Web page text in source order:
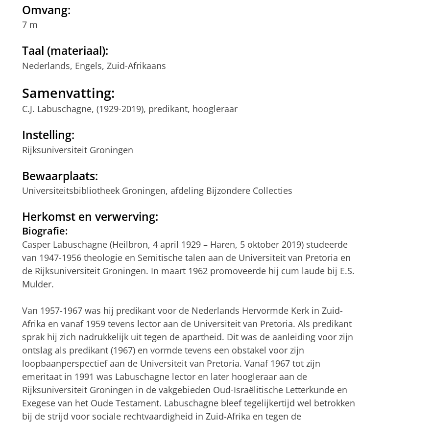
Omvang:
7 m
Taal (materiaal):
Nederlands, Engels, Zuid-Afrikaans
Samenvatting:
C.J. Labuschagne, (1929-2019), predikant, hoogleraar
Instelling:
Rijksuniversiteit Groningen
Bewaarplaats:
Universiteitsbibliotheek Groningen, afdeling Bijzondere Collecties
Herkomst en verwerving:
Biografie:
Casper Labuschagne (Heilbron, 4 april 1929 – Haren, 5 oktober 2019) studeerde
van 1947-1956 theologie en Semitische talen aan de Universiteit van Pretoria en
de Rijksuniversiteit Groningen. In maart 1962 promoveerde hij cum laude bij E.S.
Mulder.
Van 1957-1967 was hij predikant voor de Nederlands Hervormde Kerk in Zuid-
Afrika en vanaf 1959 tevens lector aan de Universiteit van Pretoria. Als predikant
sprak hij zich nadrukkelijk uit tegen de apartheid. Dit was de aanleiding voor zijn
ontslag als predikant (1967) en vormde tevens een obstakel voor zijn
loopbaanperspectief aan de Universiteit van Pretoria. Vanaf 1967 tot zijn
emeritaat in 1991 was Labuschagne lector en later hoogleraar aan de
Rijksuniversiteit Groningen in de vakgebieden Oud-Israëlitische Letterkunde en
Exegese van het Oude Testament. Labuschagne bleef tegelijkertijd wel betrokken
bij de strijd voor sociale rechtvaardigheid in Zuid-Afrika en tegen de